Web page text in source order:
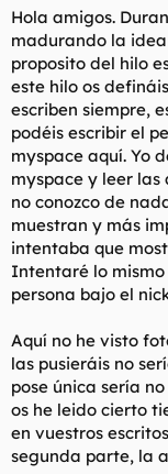
e
t
e
m
a
i
o
Hola amigos.
madurando la
proposito del hilo
este hilo os
escriben siempre,
podéis escribir el
myspace aquí. Yo
myspace y leer las
no conozco de
muestran y más
intentaba que
Intentaré lo mismo
persona bajo el
Aquí no he visto
las pusieráis no
pose única sería
os he leido cierto
en vuestros
segunda parte, la